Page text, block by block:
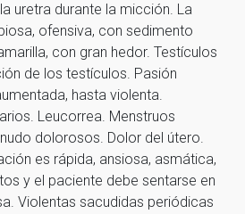
uretra durante la micción. La
ofensiva, con sedimento
con gran hedor. Testículos
de los testículos. Pasión
hasta violenta.
Leucorrea. Menstruos
dolorosos. Dolor del útero.
es rápida, ansiosa, asmática,
y el paciente debe sentarse en
Violentas sacudidas periódicas